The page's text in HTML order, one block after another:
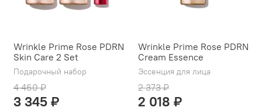
Wrinkle Prime Rose PDRN
Skin Care 2 Set
Подарочный набор
4 460 ₽
3 345 ₽
Wrinkle Prime Rose PDRN
Cream Essence
Эссенция для лица
2 373 ₽
2 018 ₽